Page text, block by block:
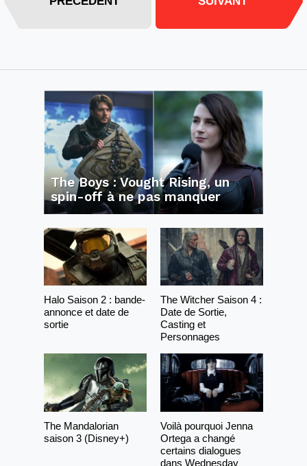
The Boys : Vought Rising, un
spin-off à ne pas manquer
Halo Saison 2 : bande-
annonce et date de
sortie
The Witcher Saison 4 :
Date de Sortie,
Casting et
Personnages
The Mandalorian
saison 3 (Disney+)
Voilà pourquoi Jenna
Ortega a changé
certains dialogues
dans Wednesday